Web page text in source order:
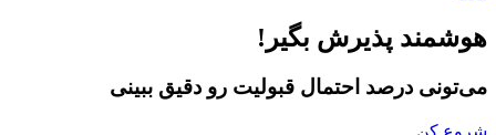
هوشمند پذیرش بگیر!
می‌تونی درصد احتمال قبولیت رو دقیق ببینی
شروع کن